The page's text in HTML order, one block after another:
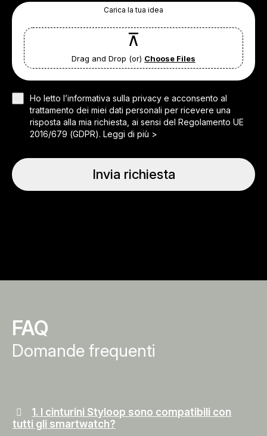
Carica la tua idea
Drag and Drop (or) Choose Files
Ho letto l’informativa sulla privacy e acconsento al
trattamento dei miei dati personali per ricevere una
risposta alla mia richiesta, ai sensi del Regolamento UE
2016/679 (GDPR). Leggi di più >
Invia richiesta
FAQ
Domande frequenti
1. I cinturini Styloop sono compatibili con
tutti gli smartwatch?